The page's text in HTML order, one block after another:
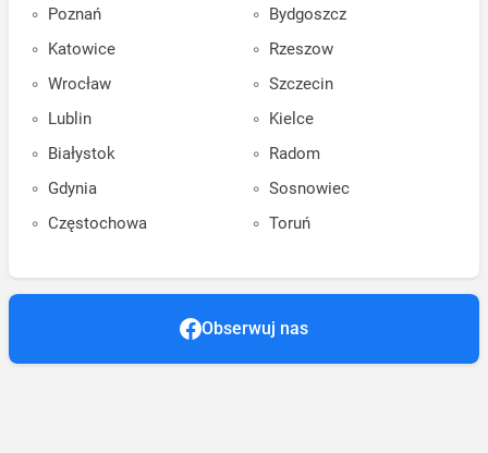
Poznań
Katowice
Wrocław
Lublin
Białystok
Gdynia
Częstochowa
Bydgoszcz
Rzeszow
Szczecin
Kielce
Radom
Sosnowiec
Toruń
Obserwuj nas